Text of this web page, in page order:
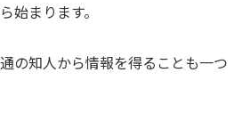
始まります。
の知人から情報を得ることも一つ